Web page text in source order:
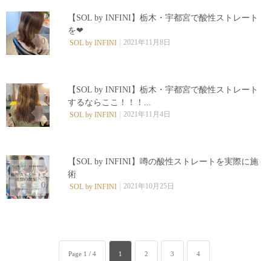
0
【SOL by INFINI】栃木・宇都宮で酸性ストレート
を❤︎
SOL by INFINI 2021年11月8日
0
【SOL by INFINI】栃木・宇都宮で酸性ストレート
するならここ！！！...
SOL by INFINI 2021年11月4日
0
【SOL by INFINI】噂の酸性ストレートを実際に施
術
SOL by INFINI 2021年10月25日
Page 1 / 4 1 2 3 4